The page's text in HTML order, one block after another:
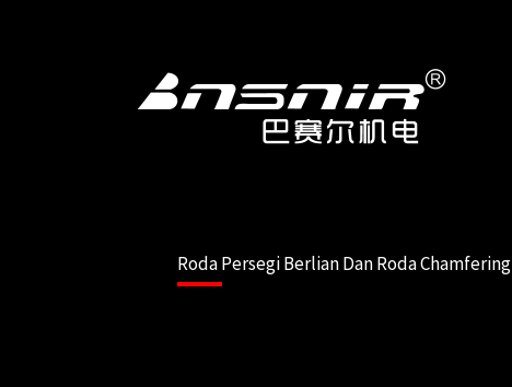
Roda Persegi Berlian Dan Roda Chamfering